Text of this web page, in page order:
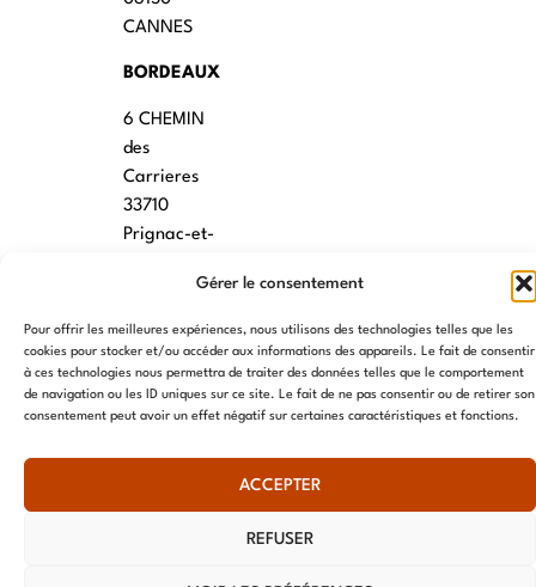
Gérer le consentement
Pour offrir les meilleures expériences, nous utilisons des technologies telles que les
cookies pour stocker et/ou accéder aux informations des appareils. Le fait de consentir
à ces technologies nous permettra de traiter des données telles que le comportement
de navigation ou les ID uniques sur ce site. Le fait de ne pas consentir ou de retirer son
consentement peut avoir un effet négatif sur certaines caractéristiques et fonctions.
ACCEPTER
REFUSER
CANNES
BORDEAUX
6 CHEMIN
des
Carrieres
33710
Prignac-et-
7 rue des
écoles
34790
© AME 2024, tous droits réservés